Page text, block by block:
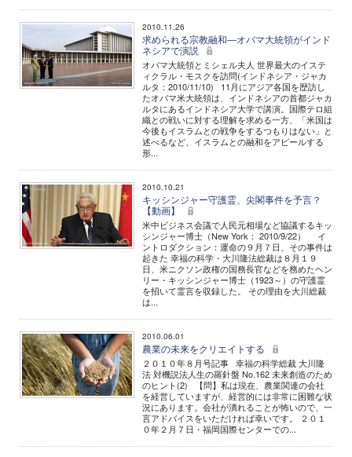
2010.11.26
求められる宗教融和―オバマ大統領がインド
ネシアで演説
オバマ大統領とミシェル夫人 世界最大のイステ
ィクラル・モスクを訪問(インドネシア・ジャカ
ルタ：2010/11/10) 11月にアジア各国を歴訪し
たオバマ米大統領は、インドネシアの首都ジャカ
ルタにあるインドネシア大学で講演。国際テロ組
織との戦いに対する理解を求める一方、「米国は
今後もイスラムとの戦争をするつもりはない」と
述べるなど、イスラムとの融和をアピールする
形...
2010.10.21
キッシンジャー守護霊、尖閣事件を予言？
【動画】
米中ビジネス会議で人民元相場など協議するキッ
シンジャー博士（New York： 2010/9/22） イ
ントロダクション：運命の９月７日、その事件は
起きた 幸福の科学・大川隆法総裁は８月１９
日、米ニクソン政権の国務長官などを務めたヘン
リー・キッシンジャー博士（1923～）の守護霊
を招いて霊言を収録した。 その理由を大川総裁
は...
2010.06.01
農業の未来をクリエイトする
２０１０年８月号記事 幸福の科学総裁 大川隆
法 対機説法人生の羅針盤 No.162 未来創造のため
のヒント(2) 【問】私は現在、農業関連の会社
を経営していますが、経営的には非常に困難な状
況にあります。会社が潰れることが怖いので、一
言アドバイスをいただければ幸いです。 ２０１
０年２月７日・福岡国際センターでの...